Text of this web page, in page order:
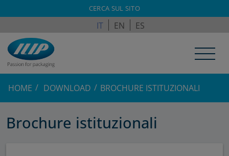
IT EN ES
CERCA SUL SITO
HOME DOWNLOAD BROCHURE ISTITUZIONALI
Brochure istituzionali